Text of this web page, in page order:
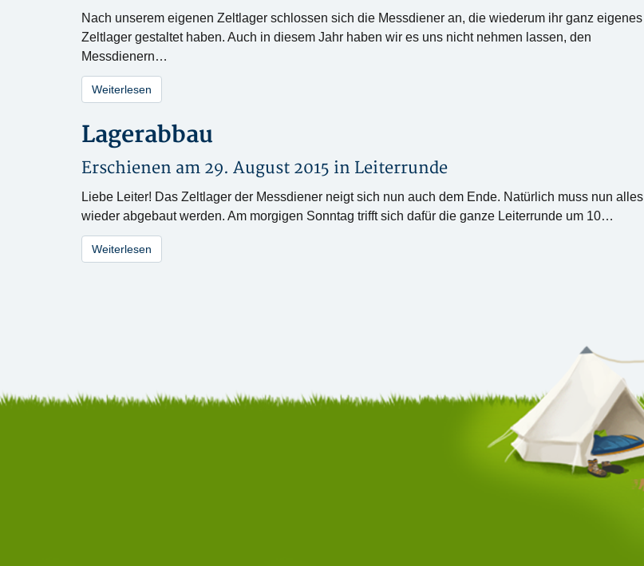
Nach unserem eigenen Zeltlager schlossen sich die Messdiener an, die wiederum ihr ganz eigenes
Zeltlager gestaltet haben. Auch in diesem Jahr haben wir es uns nicht nehmen lassen, den
Messdienern…
Weiterlesen
Lagerabbau
Erschienen am 29. August 2015 in Leiterrunde
Liebe Leiter! Das Zeltlager der Messdiener neigt sich nun auch dem Ende. Natürlich muss nun alles
wieder abgebaut werden. Am morgigen Sonntag trifft sich dafür die ganze Leiterrunde um 10…
Weiterlesen